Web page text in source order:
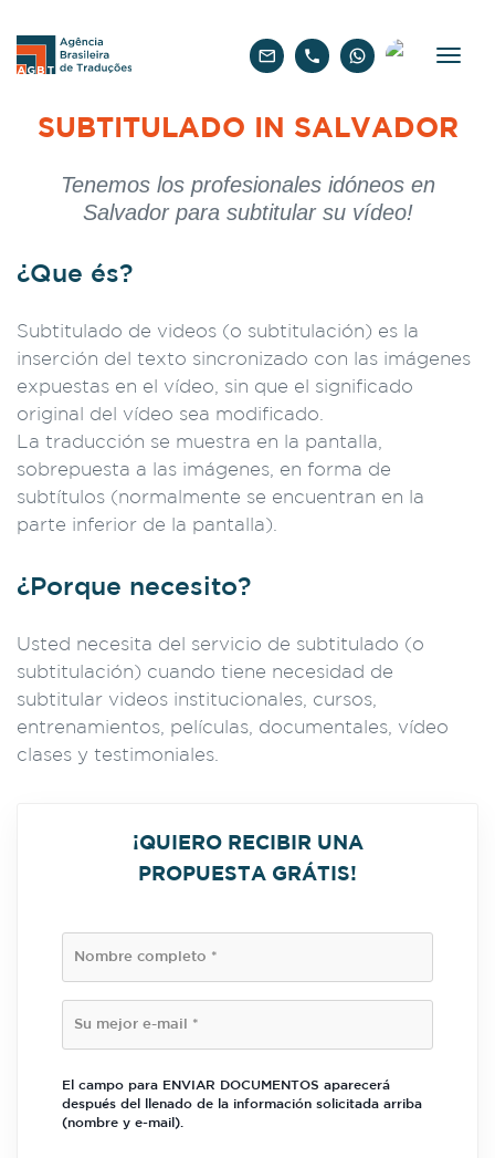
SUBTITULADO IN SALVADOR
Tenemos los profesionales idóneos en
Salvador para subtitular su vídeo!
¿Que és?
Subtitulado de videos (o subtitulación) es la
inserción del texto sincronizado con las imágenes
expuestas en el vídeo, sin que el significado
original del vídeo sea modificado.
La traducción se muestra en la pantalla,
sobrepuesta a las imágenes, en forma de
subtítulos (normalmente se encuentran en la
parte inferior de la pantalla).
¿Porque necesito?
Usted necesita del servicio de subtitulado (o
subtitulación) cuando tiene necesidad de
subtitular videos institucionales, cursos,
entrenamientos, películas, documentales, vídeo
clases y testimoniales.
¡QUIERO RECIBIR UNA
PROPUESTA GRÁTIS!
El campo para ENVIAR DOCUMENTOS aparecerá
después del llenado de la información solicitada arriba
(nombre y e-mail).